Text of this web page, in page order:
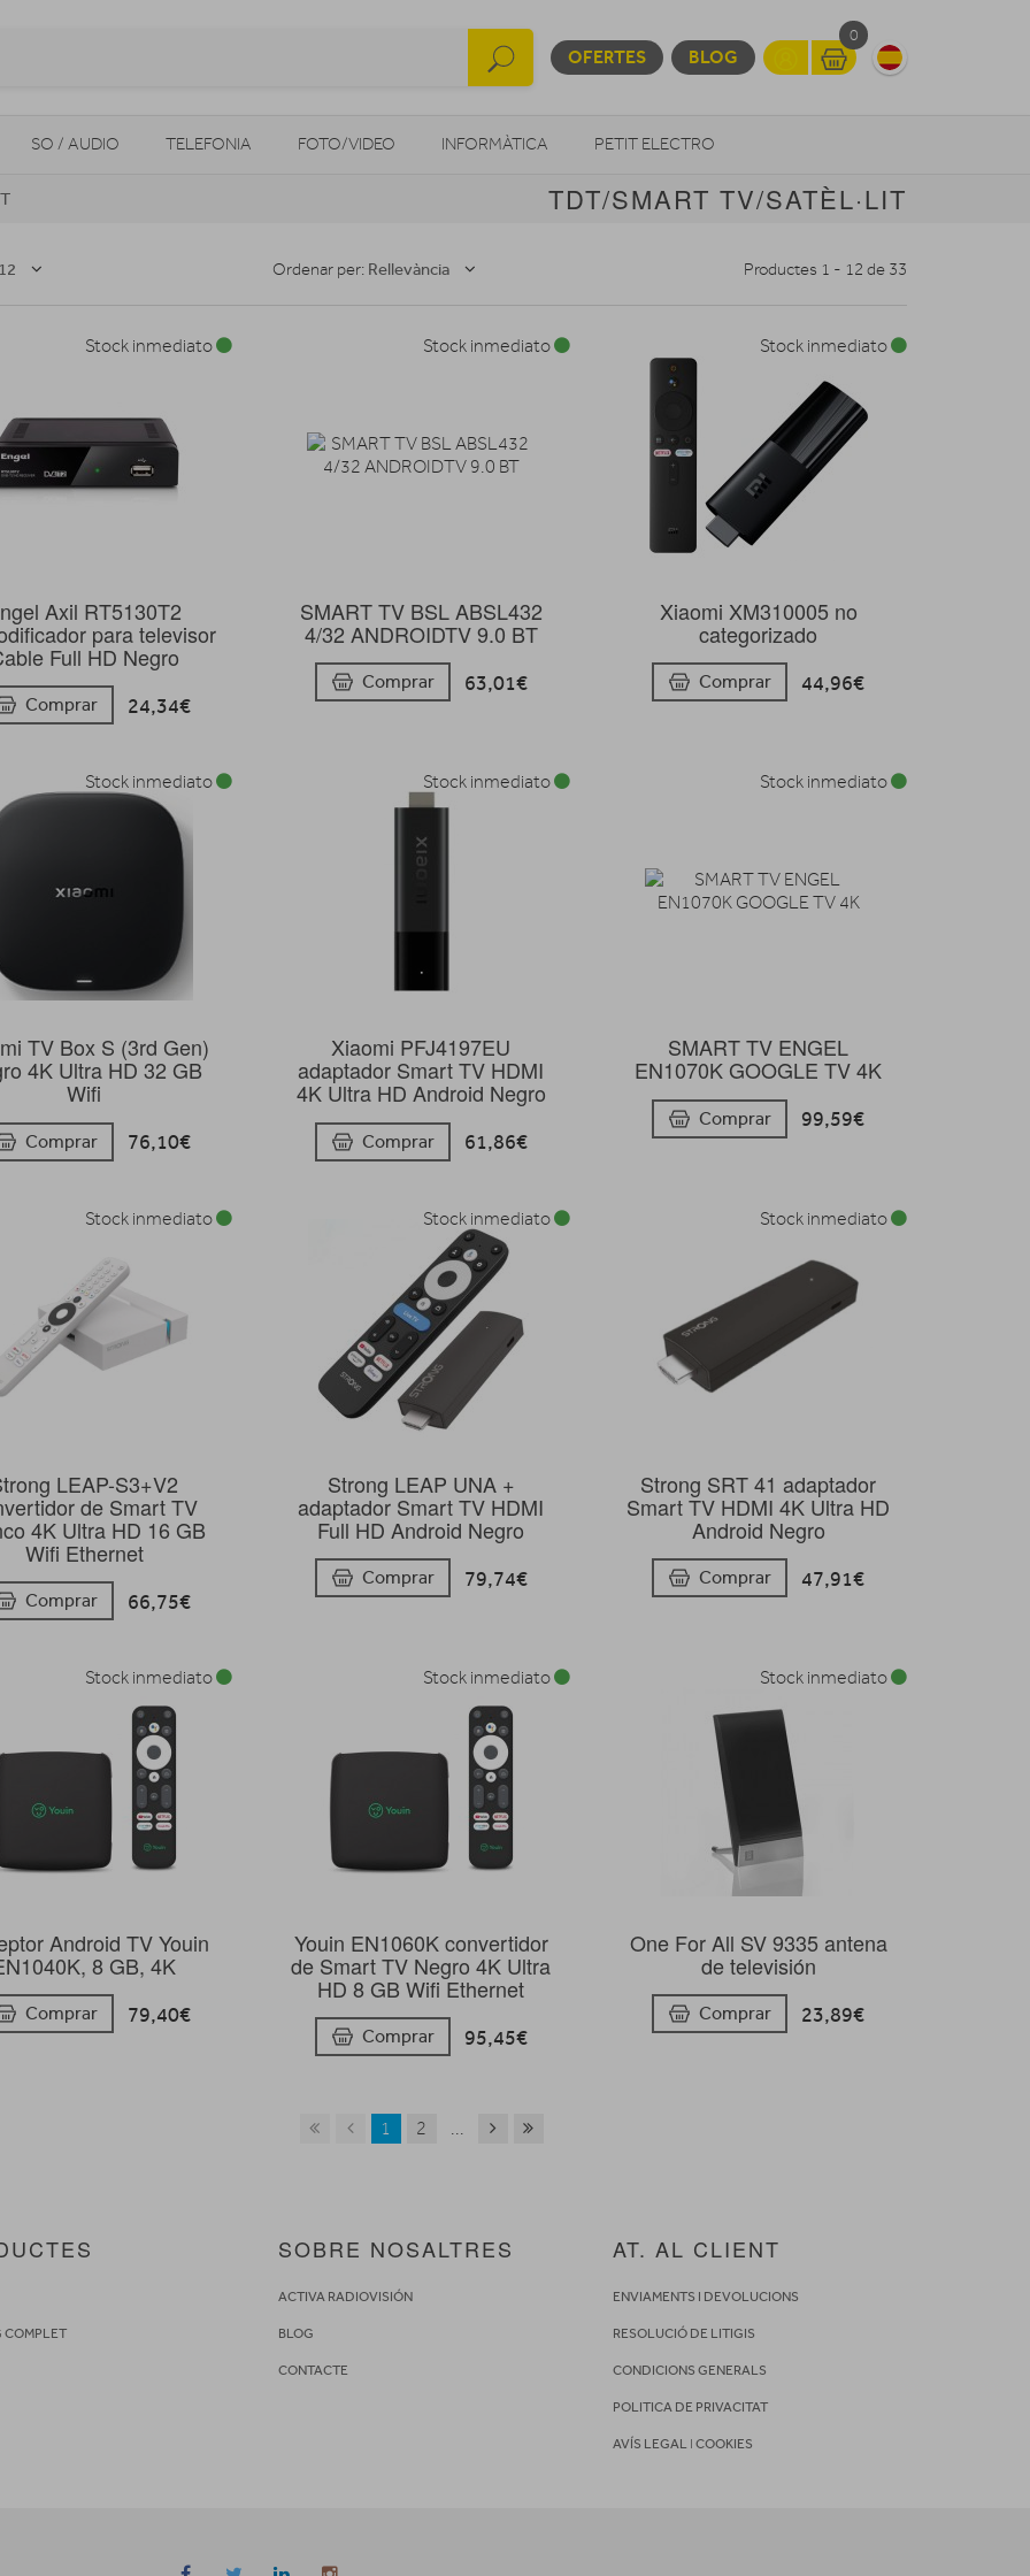
OFERTES BLOG
0
SO / AUDIO TELEFONIA FOTO/VIDEO INFORMÀTICA PETIT ELECTRO
MOBILITAT URBANA OTROS
TDT/SMART TV/SATÈL·LIT
Ordenar per: Rellevància Productes 1 - 12 de 33
Axil RT5130T2
para televisor
Full HD Negro
Comprar 24,34€
Stock inmediato
SMART TV BSL ABSL432
4/32 ANDROIDTV 9.0 BT
Comprar 63,01€
Stock inmediato
Xiaomi XM310005 no
categorizado
Comprar 44,96€
Stock inmediato
TV Box S (3rd Gen)
4K Ultra HD 32 GB
Wifi
Comprar 76,10€
Stock inmediato
Xiaomi PFJ4197EU
adaptador Smart TV HDMI
4K Ultra HD Android Negro
Comprar 61,86€
Stock inmediato
SMART TV ENGEL
EN1070K GOOGLE TV 4K
Comprar 99,59€
Stock inmediato
LEAP-S3+V2
de Smart TV
4K Ultra HD 16 GB
Wifi Ethernet
Comprar 66,75€
Stock inmediato
Strong LEAP UNA +
adaptador Smart TV HDMI
Full HD Android Negro
Comprar 79,74€
Stock inmediato
Strong SRT 41 adaptador
Smart TV HDMI 4K Ultra HD
Android Negro
Comprar 47,91€
Stock inmediato
Android TV Youin
8 GB, 4K
Comprar 79,40€
Stock inmediato
Youin EN1060K convertidor
de Smart TV Negro 4K Ultra
HD 8 GB Wifi Ethernet
Comprar 95,45€
Stock inmediato
One For All SV 9335 antena
de televisión
Comprar 23,89€
Stock inmediato
1 2 ...
COMPLET
SOBRE NOSALTRES
ACTIVA RADIOVISIÓN
BLOG
CONTACTE
AT. AL CLIENT
ENVIAMENTS I DEVOLUCIONS
RESOLUCIÓ DE LITIGIS
CONDICIONS GENERALS
POLITICA DE PRIVACITAT
AVÍS LEGALI COOKIES